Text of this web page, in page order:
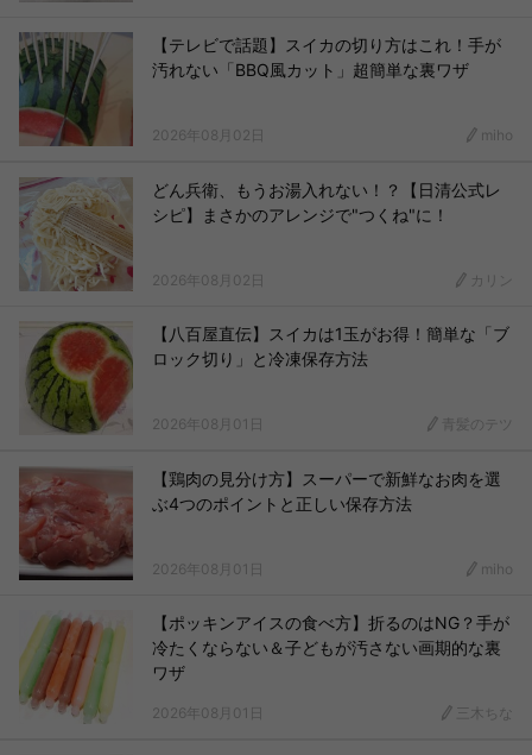
【テレビで話題】スイカの切り方はこれ！手が
汚れない「BBQ風カット」超簡単な裏ワザ
2026年08月02日 miho
どん兵衛、もうお湯入れない！？【日清公式レ
シピ】まさかのアレンジで"つくね"に！
2026年08月02日 カリン
【八百屋直伝】スイカは1玉がお得！簡単な「ブ
ロック切り」と冷凍保存方法
2026年08月01日 青髪のテツ
【鶏肉の見分け方】スーパーで新鮮なお肉を選
ぶ4つのポイントと正しい保存方法
2026年08月01日 miho
【ポッキンアイスの食べ方】折るのはNG？手が
冷たくならない＆子どもが汚さない画期的な裏
ワザ
2026年08月01日 三木ちな